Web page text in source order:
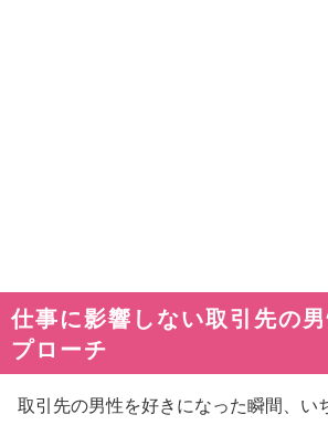
仕事に影響しない取引先の
プローチ
取引先の男性を好きになった瞬間、い